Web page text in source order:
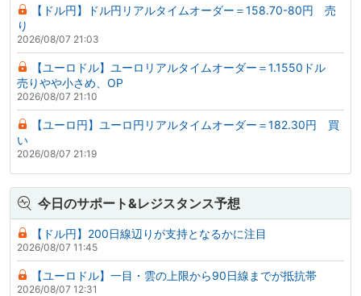
【ドル円】ドル円リアルタイムオーダー＝158.70-80円 売
り
2026/08/07 21:03
【ユーロドル】ユーロリアルタイムオーダー＝1.1550ドル
売りやや小さめ、OP
2026/08/07 21:10
【ユーロ円】ユーロ円リアルタイムオーダー＝182.30円 買
い
2026/08/07 21:19
今日のサポート&レジスタンス予想
【ドル円】200日線辺りが支持となるかに注目
2026/08/07 11:45
【ユーロドル】一目・雲の上限から90日線までが抵抗帯
2026/08/07 12:31